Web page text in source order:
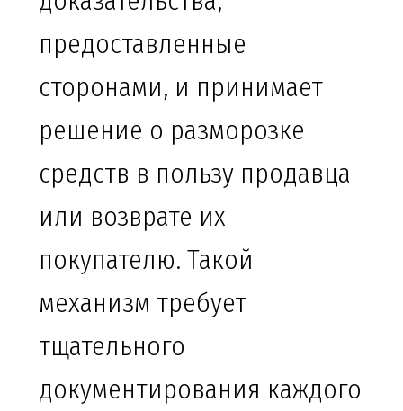
предоставленные
сторонами, и принимает
решение о разморозке
средств в пользу продавца
или возврате их
покупателю. Такой
механизм требует
тщательного
документирования каждого